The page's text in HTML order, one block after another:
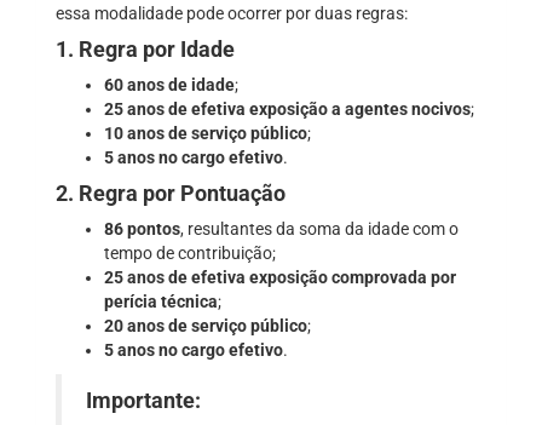
essa modalidade pode ocorrer por duas regras:
1. Regra por Idade
60 anos de idade;
25 anos de efetiva exposição a agentes nocivos;
10 anos de serviço público;
5 anos no cargo efetivo.
2. Regra por Pontuação
86 pontos, resultantes da soma da idade com o
tempo de contribuição;
25 anos de efetiva exposição comprovada por
perícia técnica;
20 anos de serviço público;
5 anos no cargo efetivo.
Importante: